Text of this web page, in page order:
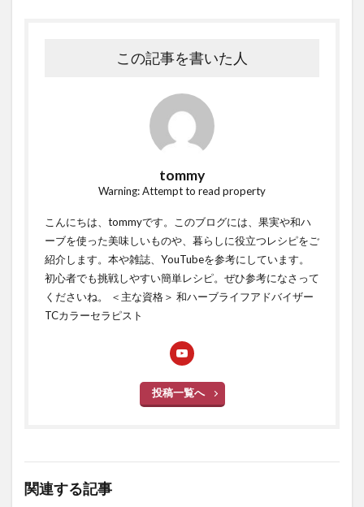
この記事を書いた人
tommy
Warning: Attempt to read property
こんにちは、tommyです。このブログには、果実や和ハ
ーブを使った美味しいものや、暮らしに役立つレシピをご
紹介します。本や雑誌、YouTubeを参考にしています。
初心者でも挑戦しやすい簡単レシピ。ぜひ参考になさって
くださいね。 ＜主な資格＞ 和ハーブライフアドバイザー
TCカラーセラピスト
投稿一覧へ
関連する記事